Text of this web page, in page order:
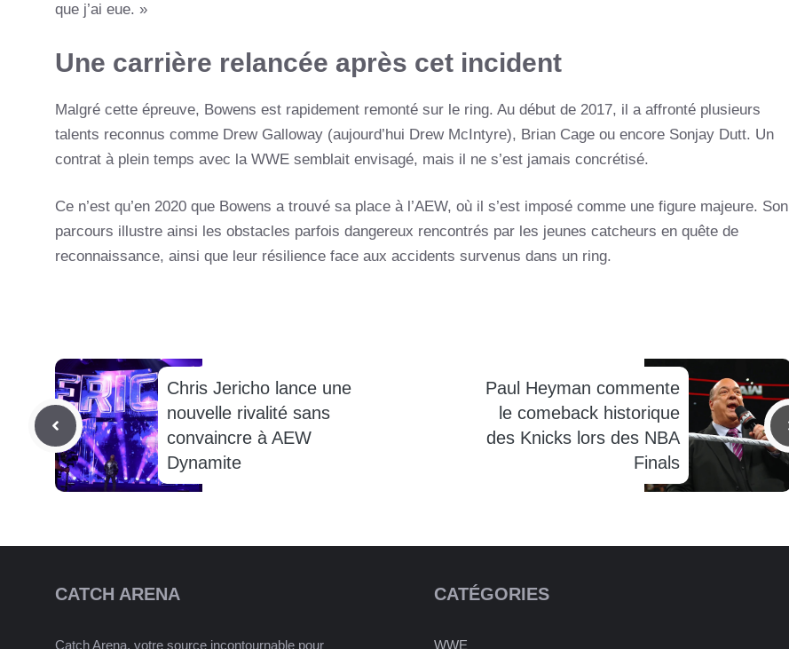
que j’ai eue. »
Une carrière relancée après cet incident
Malgré cette épreuve, Bowens est rapidement remonté sur le ring. Au début de 2017, il a affronté plusieurs
talents reconnus comme Drew Galloway (aujourd’hui Drew McIntyre), Brian Cage ou encore Sonjay Dutt. Un
contrat à plein temps avec la WWE semblait envisagé, mais il ne s’est jamais concrétisé.
Ce n’est qu’en 2020 que Bowens a trouvé sa place à l’AEW, où il s’est imposé comme une figure majeure. Son
parcours illustre ainsi les obstacles parfois dangereux rencontrés par les jeunes catcheurs en quête de
reconnaissance, ainsi que leur résilience face aux accidents survenus dans un ring.
Chris Jericho lance une
nouvelle rivalité sans
convaincre à AEW
Dynamite
Paul Heyman commente
le comeback historique
des Knicks lors des NBA
Finals
CATCH ARENA
Catch Arena, votre source incontournable pour
CATÉGORIES
WWE